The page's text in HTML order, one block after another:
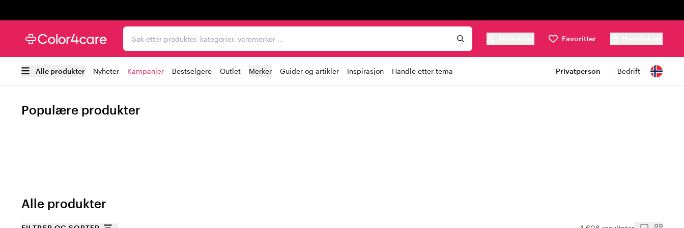
Søk etter produkter, kategorier, varemerker …
Favoritter
Alle produkter Nyheter Kampanjer Bestselgere Outlet Merker Guider og artikler Inspirasjon Handle etter tema Privatperson Bedrift
Populære produkter
Alle produkter